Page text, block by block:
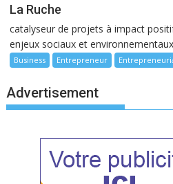
La Ruche
catalyseur de projets à impact
enjeux sociaux et
Business Entrepreneur
Advertisement